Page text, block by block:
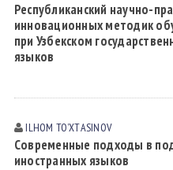
Республиканский научно-
инновационных методик
при Узбекском
языков
ILHOM TOʼXTАSINOV
Современные подходы в
иностранных языков